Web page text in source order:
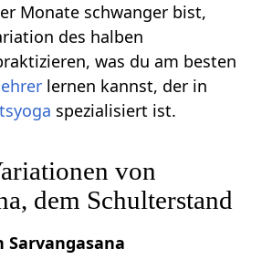
Monate schwanger bist,
des halben
was du am besten
lernen kannst, der in
spezialisiert ist.
von
dem Schulterstand